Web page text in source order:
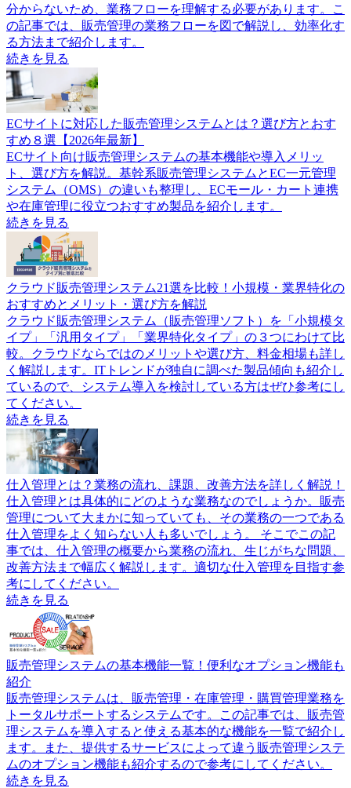
分からないため、業務フローを理解する必要があります。こ
の記事では、販売管理の業務フローを図で解説し、効率化す
る方法まで紹介します。
続きを見る
ECサイトに対応した販売管理システムとは？選び方とおす
すめ８選【2026年最新】
ECサイト向け販売管理システムの基本機能や導入メリッ
ト、選び方を解説。基幹系販売管理システムとEC一元管理
システム（OMS）の違いも整理し、ECモール・カート連携
や在庫管理に役立つおすすめ製品を紹介します。
続きを見る
クラウド販売管理システム21選を比較！小規模・業界特化の
おすすめとメリット・選び方を解説
クラウド販売管理システム（販売管理ソフト）を「小規模タ
イプ」「汎用タイプ」「業界特化タイプ」の３つにわけて比
較。クラウドならではのメリットや選び方、料金相場も詳し
く解説します。ITトレンドが独自に調べた製品傾向も紹介し
ているので、システム導入を検討している方はぜひ参考にし
てください。
続きを見る
仕入管理とは？業務の流れ、課題、改善方法を詳しく解説！
仕入管理とは具体的にどのような業務なのでしょうか。販売
管理について大まかに知っていても、その業務の一つである
仕入管理をよく知らない人も多いでしょう。 そこでこの記
事では、仕入管理の概要から業務の流れ、生じがちな問題、
改善方法まで幅広く解説します。適切な仕入管理を目指す参
考にしてください。
続きを見る
販売管理システムの基本機能一覧！便利なオプション機能も
紹介
販売管理システムは、販売管理・在庫管理・購買管理業務を
トータルサポートするシステムです。この記事では、販売管
理システムを導入すると使える基本的な機能を一覧で紹介し
ます。また、提供するサービスによって違う販売管理システ
ムのオプション機能も紹介するので参考にしてください。
続きを見る